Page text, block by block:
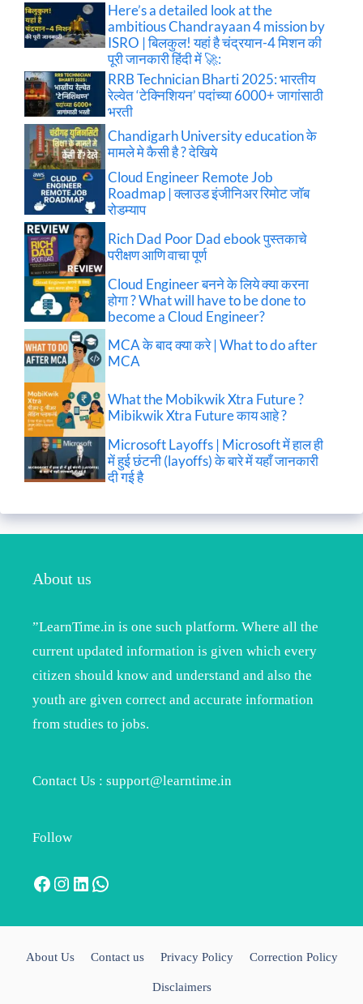
Here’s a detailed look at the
ambitious Chandrayaan 4 mission by
ISRO | बिलकुल! यहां है चंद्रयान-4 मिशन की
पूरी जानकारी हिंदी में 🚀:
RRB Technician Bharti 2025: भारतीय
रेल्वेत ‘टेक्निशियन’ पदांच्या 6000+ जागांसाठी
भरती
Chandigarh University education के
मामले मे कैसी है ? देखिये
Cloud Engineer Remote Job
Roadmap | क्लाउड इंजीनिअर रिमोट जॉब
रोडम्याप
Rich Dad Poor Dad ebook पुस्तकाचे
परीक्षण आणि वाचा पूर्ण
Cloud Engineer बनने के लिये क्या करना
होगा ? What will have to be done to
become a Cloud Engineer?
MCA के बाद क्या करे | What to do after
MCA
What the Mobikwik Xtra Future ?
Mibikwik Xtra Future काय आहे ?
Microsoft Layoffs | Microsoft में हाल ही
में हुई छंटनी (layoffs) के बारे में यहाँ जानकारी
दी गई है
About us
”LearnTime.in is one such platform. Where all the
current updated information is given which every
citizen should know and understand and also the
youth are given correct and accurate information
from studies to jobs.
Contact Us : support@learntime.in
Follow
Facebook
Instagram
LinkedIn
WhatsApp
About Us Contact us Privacy Policy Correction Policy
Disclaimers